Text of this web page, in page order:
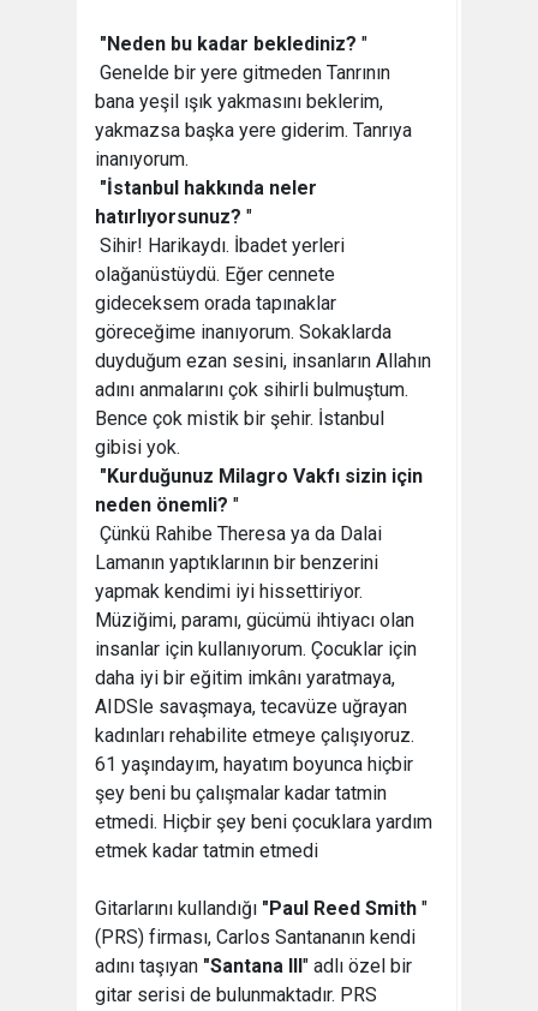
"Neden bu kadar beklediniz? "
 Genelde bir yere gitmeden Tanrının
bana yeşil ışık yakmasını beklerim,
yakmazsa başka yere giderim. Tanrıya
inanıyorum.
"İstanbul hakkında neler
hatırlıyorsunuz? "
 Sihir! Harikaydı. İbadet yerleri
olağanüstüydü. Eğer cennete
gideceksem orada tapınaklar
göreceğime inanıyorum. Sokaklarda
duyduğum ezan sesini, insanların Allahın
adını anmalarını çok sihirli bulmuştum.
Bence çok mistik bir şehir. İstanbul
gibisi yok.
"Kurduğunuz Milagro Vakfı sizin için
neden önemli? "
 Çünkü Rahibe Theresa ya da Dalai
Lamanın yaptıklarının bir benzerini
yapmak kendimi iyi hissettiriyor.
Müziğimi, paramı, gücümü ihtiyacı olan
insanlar için kullanıyorum. Çocuklar için
daha iyi bir eğitim imkânı yaratmaya,
AIDSle savaşmaya, tecavüze uğrayan
kadınları rehabilite etmeye çalışıyoruz.
61 yaşındayım, hayatım boyunca hiçbir
şey beni bu çalışmalar kadar tatmin
etmedi. Hiçbir şey beni çocuklara yardım
etmek kadar tatmin etmedi
Gitarlarını kullandığı "Paul Reed Smith "
(PRS) firması, Carlos Santananın kendi
adını taşıyan "Santana III " adlı özel bir
gitar serisi de bulunmaktadır. PRS